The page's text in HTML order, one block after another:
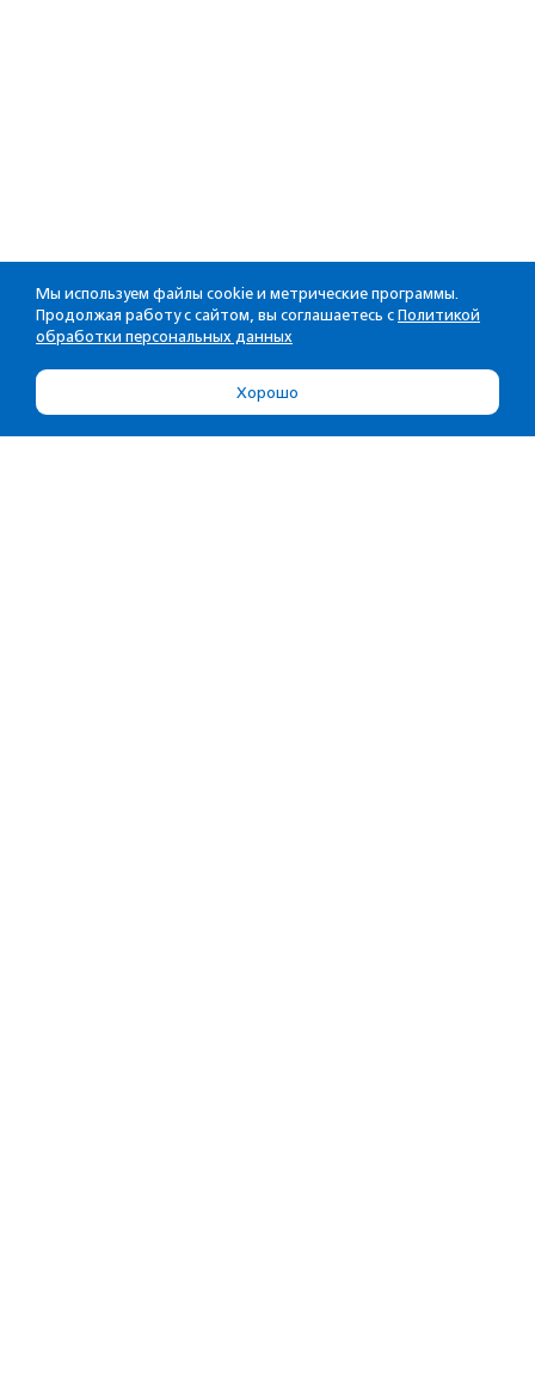
Мы используем файлы cookie и метрические программы.
Продолжая работу с сайтом, вы соглашаетесь с Политикой
обработки персональных данных
Хорошо